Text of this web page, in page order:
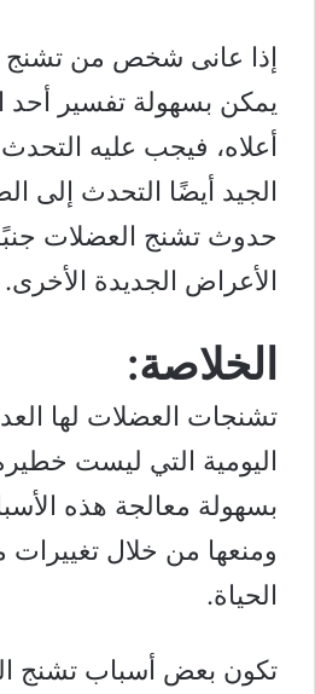
إذا عانى شخص من تشنج
يمكن بسهولة تفسير أحد
أعلاه، فيجب عليه
الجيد أيضًا التحدث إلى
حدوث تشنج العضلات
الأعراض الجديدة الأخرى.
الخلاصة:
تشنجات العضلات لها
اليومية التي ليست
بسهولة معالجة هذه
ومنعها من خلال
الحياة.
تكون بعض أسباب تشنج